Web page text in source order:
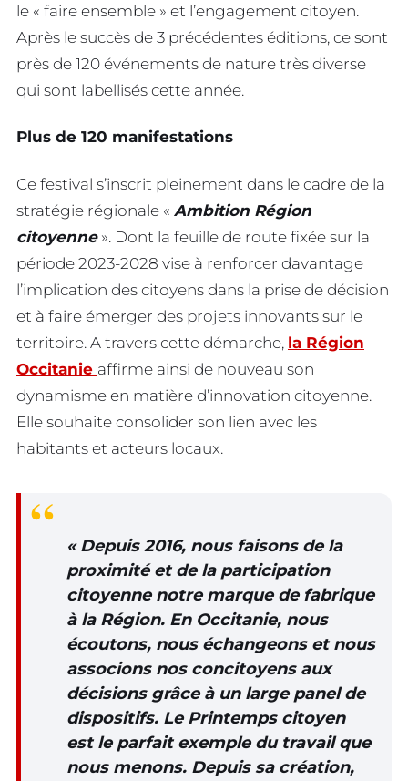
le « faire ensemble » et l’engagement citoyen.
Après le succès de 3 précédentes éditions, ce sont
près de 120 événements de nature très diverse
qui sont labellisés cette année.
Plus de 120 manifestations
Ce festival s’inscrit pleinement dans le cadre de la
stratégie régionale « Ambition Région
citoyenne». Dont la feuille de route fixée sur la
période 2023-2028 vise à renforcer davantage
l’implication des citoyens dans la prise de décision
et à faire émerger des projets innovants sur le
territoire. A travers cette démarche, la Région
Occitanie affirme ainsi de nouveau son
dynamisme en matière d’innovation citoyenne.
Elle souhaite consolider son lien avec les
habitants et acteurs locaux.
«Depuis 2016, nous faisons de la
proximité et de la participation
citoyenne notre marque de fabrique
à la Région. En Occitanie, nous
écoutons, nous échangeons et nous
associons nos concitoyens aux
décisions grâce à un large panel de
dispositifs. Le Printemps citoyen
est le parfait exemple du travail que
nous menons. Depuis sa création,